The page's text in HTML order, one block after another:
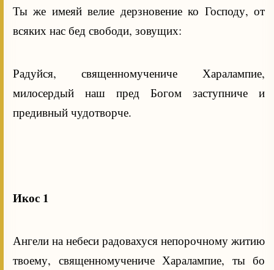
Ты же имеяй велие дерзновение ко Господу, от
всяких нас бед свободи, зовущих:
Радуйся, священномучениче Харалампие,
милосердый наш пред Богом заступниче и
предивный чудотворче.
Икос 1
Ангели на небеси радовахуся непорочному житию
твоему, священномучениче Харалампие, ты бо